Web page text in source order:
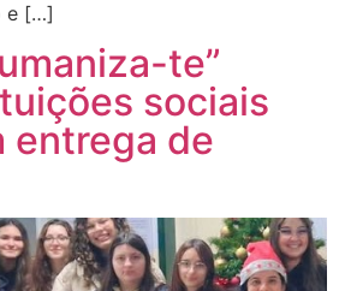
e […]
te”
sociais
entrega de